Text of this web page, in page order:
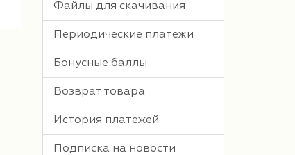
Файлы для скачивания
Периодические платежи
Бонусные баллы
Возврат товара
История платежей
Подписка на новости